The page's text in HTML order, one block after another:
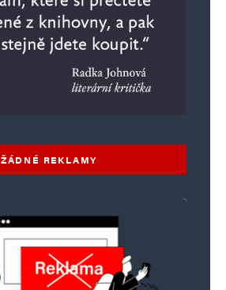
ŽÁDNÉ REKLAMY